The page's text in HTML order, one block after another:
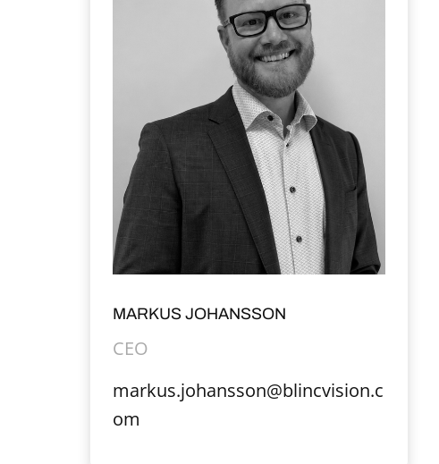
MARKUS JOHANSSON
CEO
markus.johansson@blincvision.c
om